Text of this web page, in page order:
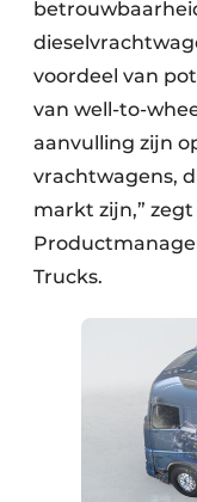
voordeel van
van well-to-
aanvulling zijn
vrachtwagens,
markt zijn,”
Trucks.